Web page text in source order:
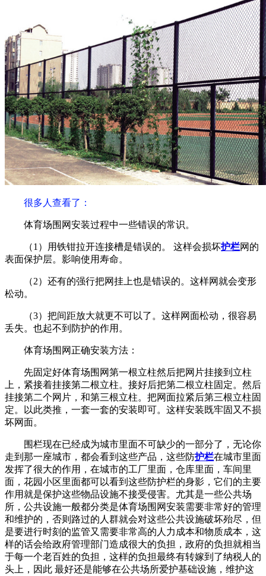
很多人查看了 ：
体育场围网安装过程中一些错误的常识。
（1）用铁钳拉开连接槽是错误的。 这样会损坏护栏网的
表面保护层。影响使用寿命。
（2）还有的强行把网挂上也是错误的。这样网就会变形
松动。
（3）把间距放大就更不可以了。这样网面松动，很容易
丢失。也起不到防护的作用。
体育场围网正确安装方法：
先固定好体育场围网第一根立柱然后把网片挂接到立柱
上，紧接着挂接第二根立柱。接好后把第二根立柱固定。然后
挂接第二个网片，和第三根立柱。把网面拉紧后第三根立柱固
定。以此类推，一套一套的安装即可。这样安装既牢固又不损
坏网面。
围栏现在已经成为城市里面不可缺少的一部分了，无论你
走到那一座城市，都会看到这些产品，这些防护栏在城市里面
发挥了很大的作用，在城市的工厂里面，仓库里面，车间里
面，花园小区里面都可以看到这些防护栏的身影，它们的主要
作用就是保护这些物品设施不接受侵害。尤其是一些公共场
所，公共设施一般都分类是体育场围网安装需要非常好的管理
和维护的，否则路过的人群就会对这些公共设施破坏殆尽，但
是要进行时刻的监管又需要非常高的人力成本和物质成本，这
样的话会给政府管理部门造成很大的负担，政府的负担就相当
于每一个老百姓的负担，这样的负担最终有转嫁到了纳税人的
头上，因此 最好还是能够在公共场所爱护基础设施，维护这